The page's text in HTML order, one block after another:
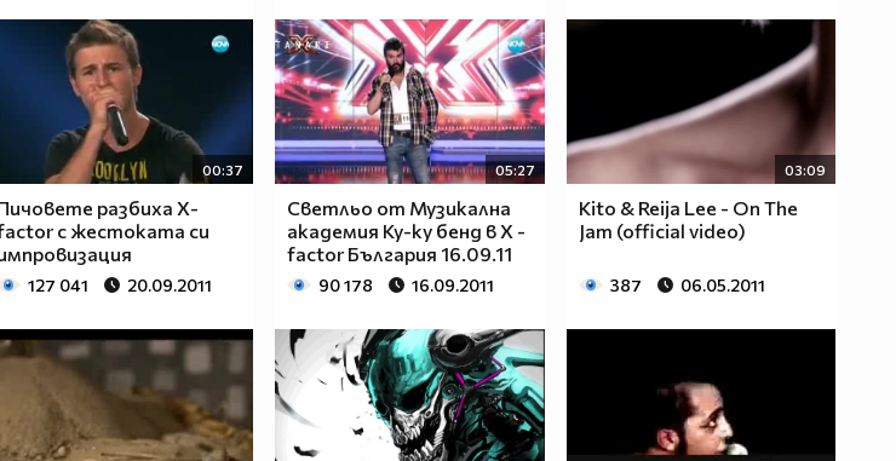
00:37
разбиха Х-
с жестоката си
127 041 20.09.2011
05:27
Светльо от Музикална
академия Ку-ку бенд в X -
factor България 16.09.11
90 178 16.09.2011
03:09
Kito & Reija Lee - On The
Jam (official video)
387 06.05.2011